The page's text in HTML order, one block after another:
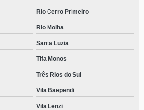
Rio Cerro Primeiro
Rio Molha
Santa Luzia
Tifa Monos
Três Rios do Sul
Vila Baependi
Vila Lenzi